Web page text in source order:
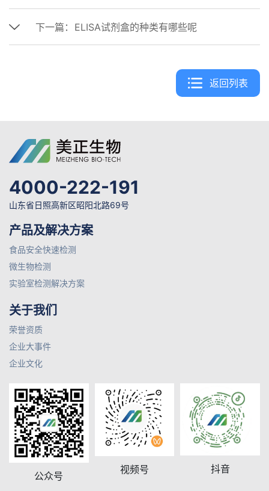
下一篇： ELISA试剂盒的种类有哪些呢
返回列表
4000-222-191
山东省日照高新区昭阳北路69号
产品及解决方案
食品安全快速检测
微生物检测
实验室检测解决方案
关于我们
荣誉资质
企业大事件
企业文化
公众号
视频号 抖音